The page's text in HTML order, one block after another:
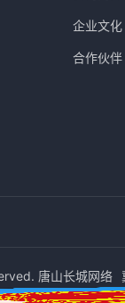
企业文化
合作伙伴
唐山长城网络